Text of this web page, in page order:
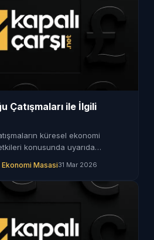
Çatışmaları ile İlgili
küresel ekonomi
konusunda uyarıda
Masasi31 Mar 2026